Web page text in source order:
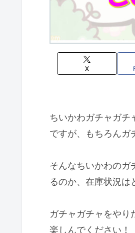
X
ちいかわガチャガチ
ですが、もちろんガ
そんなちいかわのガ
るのか、在庫状況は
ガチャガチャをやり
楽しんでください！